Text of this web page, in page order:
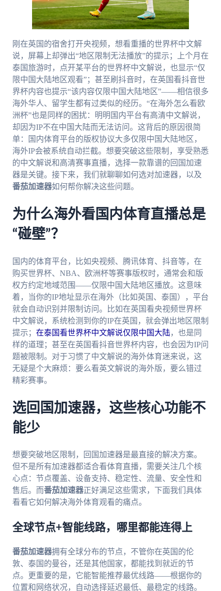
刚在英国的宿舍打开央视频，想看重播的世界杯中文解
说，屏幕上却弹出“地区限制无法播放”的提示；上个月在
泰国旅游时，点开某平台的世界杯中文解说，也显示“仅
限中国大陆地区观看”；甚至刷抖音时，在英国看抖音世
界杯内容也提示“该内容仅限中国大陆地区”——相信很多
海外华人、留学生都有过类似的经历。“在海外怎么看欧
洲杯”也是同样的困扰：明明国内平台有高清中文解说，
却因为IP不在中国大陆而无法访问。这背后的原因很简
单：国内体育平台的版权协议大多仅限中国大陆地区，
海外IP会被系统自动拦截。想要突破这些限制，享受熟悉
的中文解说和高清赛事直播，选择一款靠谱的回国加速
器是关键。接下来，我们就聊聊如何选对加速器，以及
番茄加速器如何帮你解决这些问题。
为什么海外看国内体育直播总是
“碰壁”？
国内的体育平台，比如央视频、腾讯体育、抖音等，在
购买世界杯、NBA、欧洲杯等赛事版权时，通常会和版
权方约定地域范围——仅限中国大陆地区播放。这意味
着，当你的IP地址显示在海外（比如英国、泰国），平台
就会自动识别并限制访问。比如在英国看央视频世界杯
中文解说，系统检测到你的IP在英国，就会弹出地区限制
提示； 在泰国看世界杯中文解说仅限中国大陆，也是同
样的道理；甚至在英国看抖音世界杯内容，也会因为IP问
题被限制。对于习惯了中文解说的海外体育迷来说，这
无疑是个大麻烦：要么看英文解说的海外版，要么错过
精彩赛事。
选回国加速器，这些核心功能不
能少
想要突破地区限制，回国加速器是最直接的解决方案。
但不是所有加速器都适合看体育直播，需要关注几个核
心点：节点覆盖、设备支持、稳定性、流量、安全性和
售后。而番茄加速器正好满足这些需求，下面我们具体
看看它如何解决海外体育观看的痛点。
全球节点+智能线路，哪里都能连得上
番茄加速器拥有全球分布的节点，不管你在英国的伦
敦、泰国的曼谷，还是其他国家，都能找到就近的节
点。更重要的是，它能智能推荐最优线路——根据你的
位置和网络状况，自动选择延迟最低、最稳定的线路。